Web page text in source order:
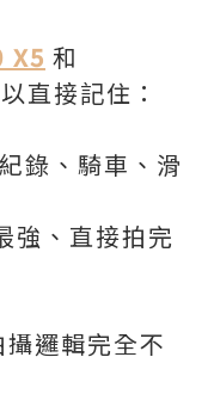
X5 和
直接記住：
錄、騎車、滑
強、直接拍完
邏輯完全不